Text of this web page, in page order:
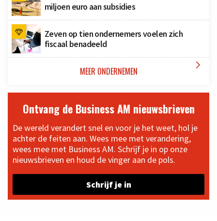
miljoen euro aan subsidies
Zeven op tien ondernemers voelen zich
fiscaal benadeeld
MEER ONDERNEMEN 
Ontvang de Business AM nieuwsbrieven
De wereld verandert snel en voor je het weet, hol je
achter de feiten aan. Wees mee met verandering,
wees mee met Business AM. Schrijf je in op onze
nieuwsbrieven en houd de vinger aan de pols.
Schrijf je in